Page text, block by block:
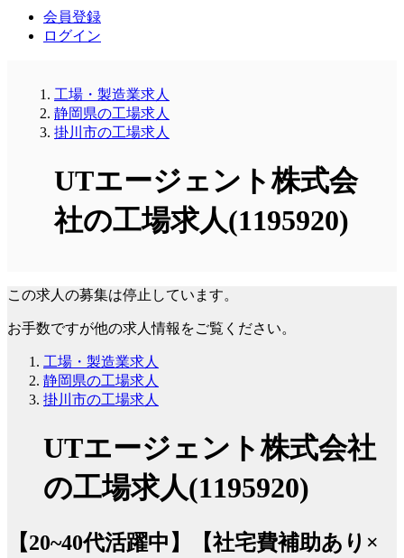
会員登録
ログイン
工場・製造業求人
静岡県の工場求人
掛川市の工場求人
UTエージェント株式会
社の工場求人(1195920)
この求人の募集は停止しています。
お手数ですが他の求人情報をご覧ください。
工場・製造業求人
静岡県の工場求人
掛川市の工場求人
UTエージェント株式会社
の工場求人(1195920)
【20~40代活躍中】【社宅費補助あり×